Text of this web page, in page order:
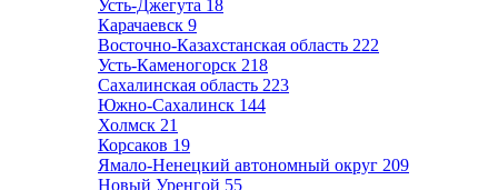
Усть-Джегута 18
Карачаевск 9
Восточно-Казахстанская область 222
Усть-Каменогорск 218
Сахалинская область 223
Южно-Сахалинск 144
Холмск 21
Корсаков 19
Ямало-Ненецкий автономный округ 209
Новый Уренгой 55